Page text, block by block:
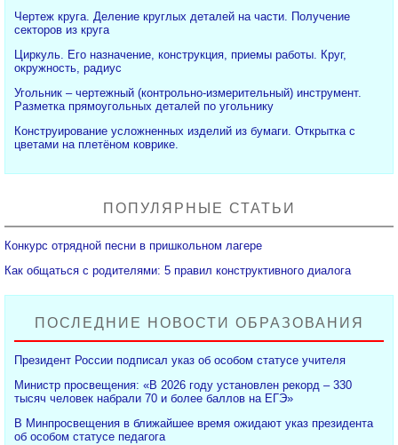
Чертеж круга. Деление круглых деталей на части. Получение
секторов из круга
Циркуль. Его назначение, конструкция, приемы работы. Круг,
окружность, радиус
Угольник – чертежный (контрольно-измерительный) инструмент.
Разметка прямоугольных деталей по угольнику
Конструирование усложненных изделий из бумаги. Открытка с
цветами на плетёном коврике.
ПОПУЛЯРНЫЕ СТАТЬИ
Конкурс отрядной песни в пришкольном лагере
Как общаться с родителями: 5 правил конструктивного диалога
ПОСЛЕДНИЕ НОВОСТИ ОБРАЗОВАНИЯ
Президент России подписал указ об особом статусе учителя
Министр просвещения: «В 2026 году установлен рекорд – 330
тысяч человек набрали 70 и более баллов на ЕГЭ»
В Минпросвещения в ближайшее время ожидают указ президента
об особом статусе педагога